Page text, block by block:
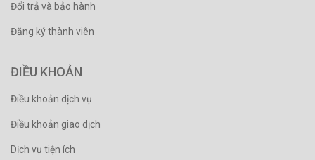
Đổi trả và bảo hành
Đăng ký thành viên
ĐIỀU KHOẢN
Điều khoản dịch vụ
Điều khoản giao dịch
Dịch vụ tiện ích